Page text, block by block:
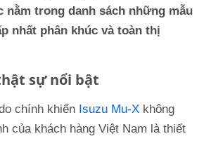
nằm trong danh sách những mẫu
nhất phân khúc và toàn thị
sự nổi bật
chính khiến Isuzu Mu-X không
của khách hàng Việt Nam là thiết